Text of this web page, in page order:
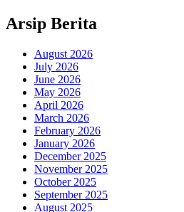
Arsip Berita
August 2026
July 2026
June 2026
May 2026
April 2026
March 2026
February 2026
January 2026
December 2025
November 2025
October 2025
September 2025
August 2025